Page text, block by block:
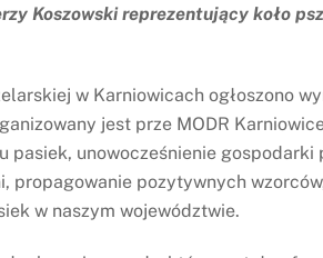
Koszowski reprezentujący koło
w Karniowicach ogłoszono
jest prze MODR
unowocześnienie
propagowanie pozytywnych
w naszym województwie.